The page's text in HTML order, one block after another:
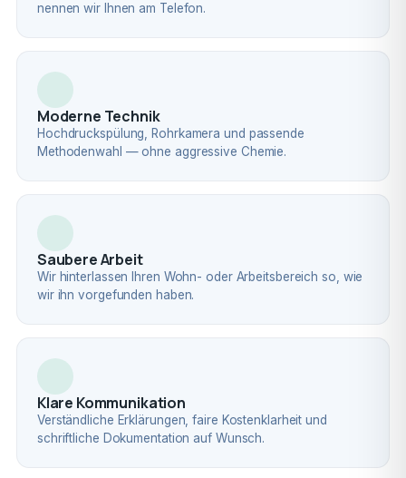
nennen wir Ihnen am Telefon.
Moderne Technik
Hochdruckspülung, Rohrkamera und passende
Methodenwahl — ohne aggressive Chemie.
Saubere Arbeit
Wir hinterlassen Ihren Wohn- oder Arbeitsbereich so, wie
wir ihn vorgefunden haben.
Klare Kommunikation
Verständliche Erklärungen, faire Kostenklarheit und
schriftliche Dokumentation auf Wunsch.